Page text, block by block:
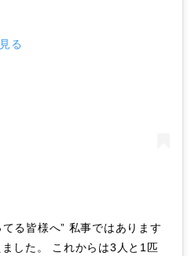
る
る皆様へ” 私事ではあります
した。 これからは3人と1匹